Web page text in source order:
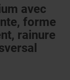
avec
forme
rainure